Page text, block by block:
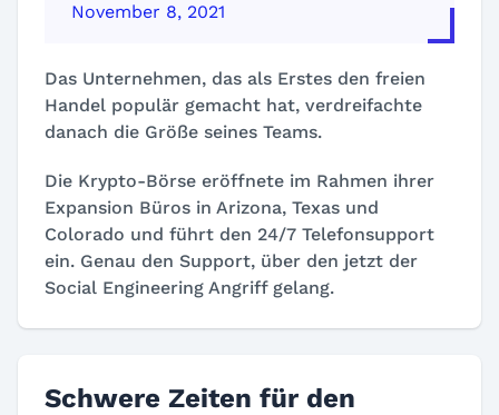
November 8, 2021
Das Unternehmen, das als Erstes den freien
Handel populär gemacht hat, verdreifachte
danach die Größe seines Teams.
Die Krypto-Börse eröffnete im Rahmen ihrer
Expansion Büros in Arizona, Texas und
Colorado und führt den 24/7 Telefonsupport
ein. Genau den Support, über den jetzt der
Social Engineering Angriff gelang.
Schwere Zeiten für den